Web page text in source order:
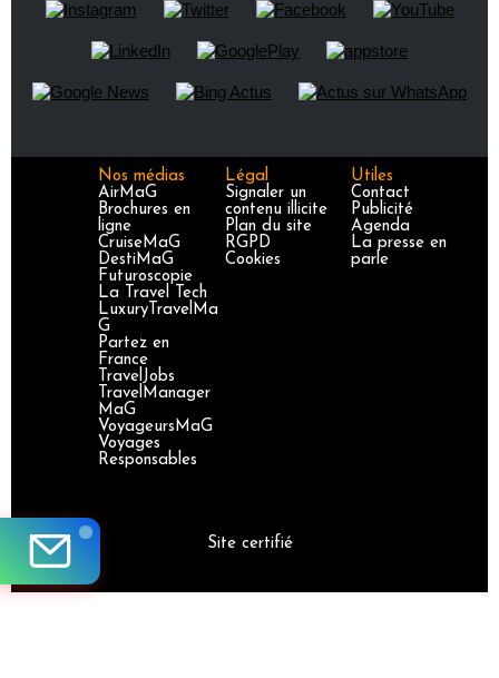
Nos médias
AirMaG
Brochures en
ligne
CruiseMaG
DestiMaG
Futuroscopie
La Travel Tech
LuxuryTravelMa
G
Partez en
France
TravelJobs
TravelManager
MaG
VoyageursMaG
Voyages
Responsables
Légal
Signaler un
contenu illicite
Plan du site
RGPD
Cookies
Utiles
Contact
Publicité
Agenda
La presse en
parle
Site certifié